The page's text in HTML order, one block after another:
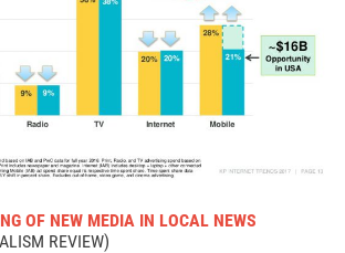
OF NEW MEDIA IN LOCAL NEWS
REVIEW)